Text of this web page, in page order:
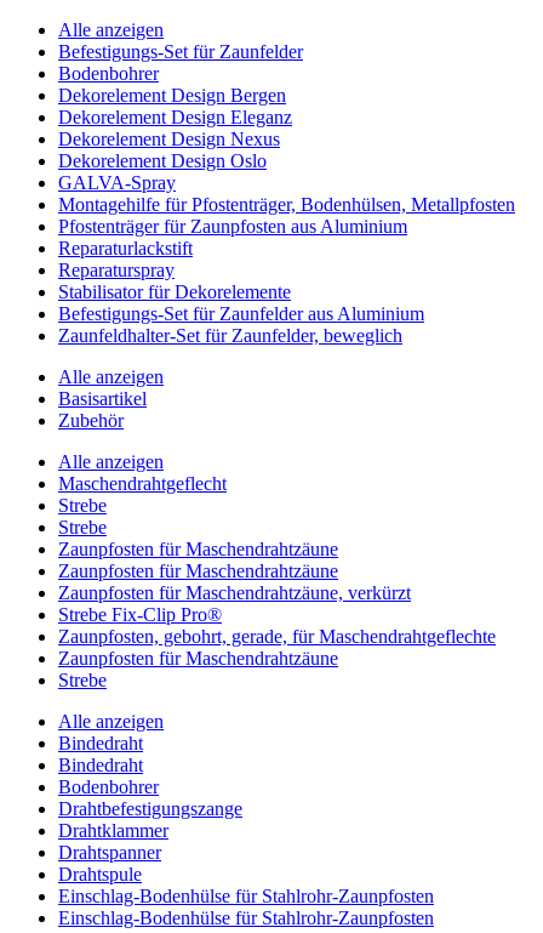
Alle anzeigen
Befestigungs-Set für Zaunfelder
Bodenbohrer
Dekorelement Design Bergen
Dekorelement Design Eleganz
Dekorelement Design Nexus
Dekorelement Design Oslo
GALVA-Spray
Montagehilfe für Pfostenträger, Bodenhülsen, Metallpfosten
Pfostenträger für Zaunpfosten aus Aluminium
Reparaturlackstift
Reparaturspray
Stabilisator für Dekorelemente
Befestigungs-Set für Zaunfelder aus Aluminium
Zaunfeldhalter-Set für Zaunfelder, beweglich
Alle anzeigen
Basisartikel
Zubehör
Alle anzeigen
Maschendrahtgeflecht
Strebe
Strebe
Zaunpfosten für Maschendrahtzäune
Zaunpfosten für Maschendrahtzäune
Zaunpfosten für Maschendrahtzäune, verkürzt
Strebe Fix-Clip Pro®
Zaunpfosten, gebohrt, gerade, für Maschendrahtgeflechte
Zaunpfosten für Maschendrahtzäune
Strebe
Alle anzeigen
Bindedraht
Bindedraht
Bodenbohrer
Drahtbefestigungszange
Drahtklammer
Drahtspanner
Drahtspule
Einschlag-Bodenhülse für Stahlrohr-Zaunpfosten
Einschlag-Bodenhülse für Stahlrohr-Zaunpfosten